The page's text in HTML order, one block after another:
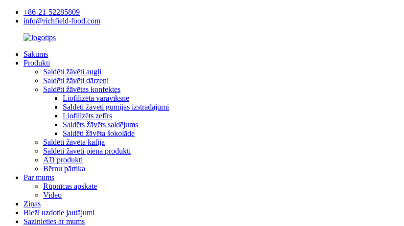
+86-21-52285809
info@richfield-food.com
Sākums
Produkti
Saldēti žāvēti augļi
Saldēti žāvēti dārzeņi
Saldēti žāvētas konfektes
Liofilizēta varavīksne
Saldēti žāvēti gumijas izstrādājumi
Liofilizēts zefīrs
Saldēts žāvēts saldējums
Saldēti žāvēta šokolāde
Saldēti žāvēta kafija
Saldēti žāvēti piena produkti
AD produkti
Bērnu pārtika
Par mums
Rūpnīcas apskate
Video
Ziņas
Bieži uzdotie jautājumi
Sazinieties ar mums